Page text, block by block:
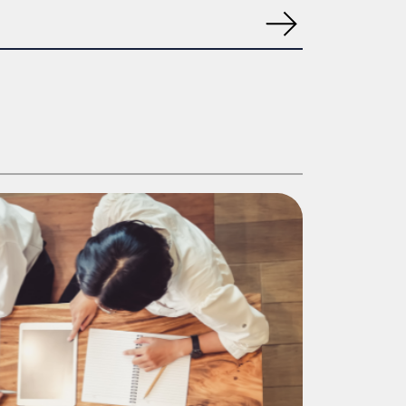
long du processus de transformation.
à l’entreprise de réaliser des
externe, une feuille de route
à naviguer avec succès dans sa